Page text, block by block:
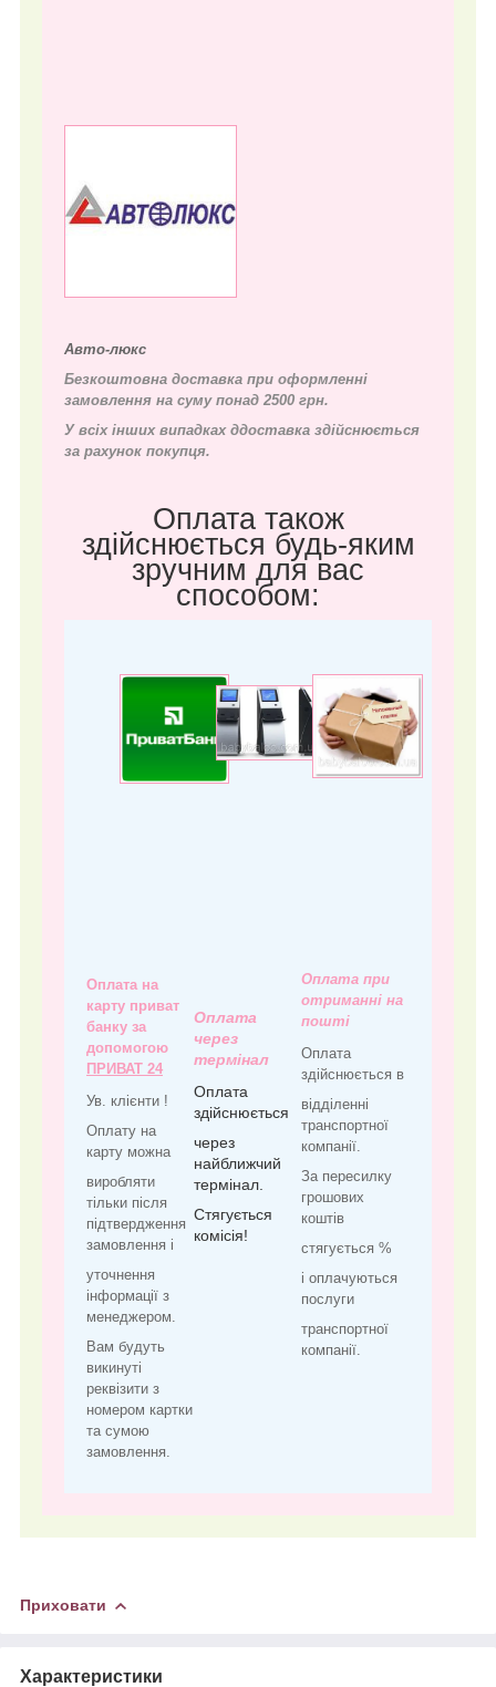
Авто-люкс
Безкоштовна доставка при оформленні
замовлення на суму понад 2500 грн.
У всіх інших випадках ддоставка здійснюється
за рахунок покупця.
Оплата також
здійснюється будь-яким
зручним для вас
способом:
Оплата на
карту приват
банку за
допомогою
ПРИВАТ 24
Ув. клієнти !
Оплату на
карту можна
виробляти
тільки після
підтвердження
замовлення і
уточнення
інформації з
менеджером.
Вам будуть
викинуті
реквізити з
номером картки
та сумою
замовлення.
Оплата
через
термінал
Оплата
здійснюється
через
найближчий
термінал.
Стягується
комісія!
Оплата при
отриманні на
пошті
Оплата
здійснюється в
відділенні
транспортної
компанії.
За пересилку
грошових
коштів
стягується %
і оплачуються
послуги
транспортної
компанії.
Приховати
Характеристики